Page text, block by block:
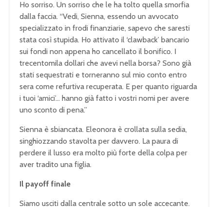
Ho sorriso. Un sorriso che le ha tolto quella smorfia
dalla faccia. “Vedi, Sienna, essendo un avvocato
specializzato in frodi finanziarie, sapevo che saresti
stata così stupida. Ho attivato il ‘clawback’ bancario
sui fondi non appena ho cancellato il bonifico. I
trecentomila dollari che avevi nella borsa? Sono già
stati sequestrati e torneranno sul mio conto entro
sera come refurtiva recuperata. E per quanto riguarda
i tuoi ‘amici’… hanno già fatto i vostri nomi per avere
uno sconto di pena.”
Sienna è sbiancata. Eleonora è crollata sulla sedia,
singhiozzando stavolta per davvero. La paura di
perdere il lusso era molto più forte della colpa per
aver tradito una figlia.
Il payoff finale
Siamo usciti dalla centrale sotto un sole accecante.